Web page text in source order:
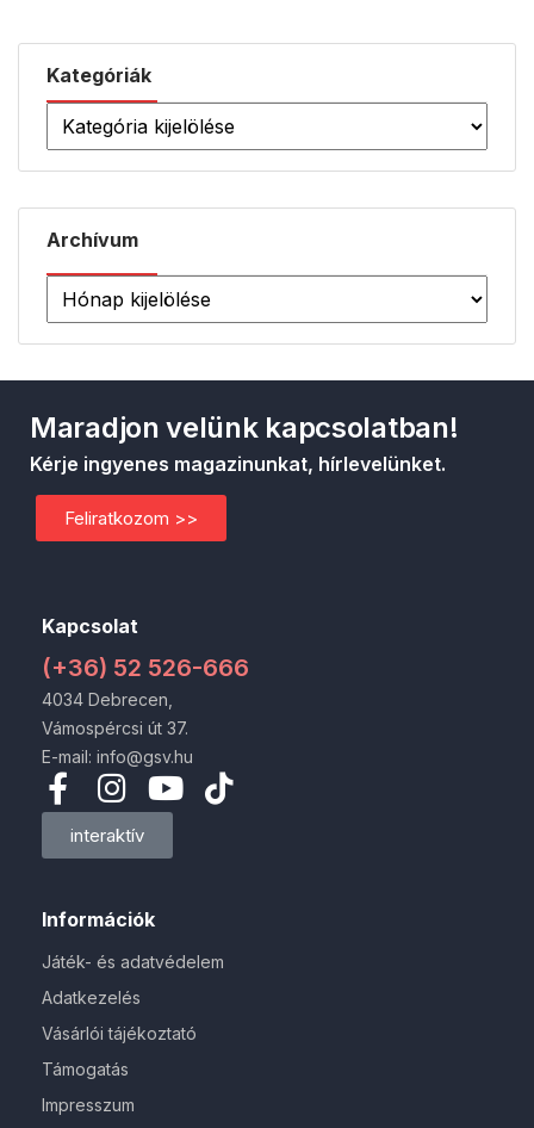
Kategóriák
Archívum
Információk
Játék- és adatvédelem
Adatkezelés
Vásárlói tájékoztató
Támogatás
Impresszum
Kapcsolat
(+36) 52 526-666
4034 Debrecen,
Vámospércsi út 37.
E-mail: info@gsv.hu
interaktív
Maradjon velünk kapcsolatban!
Kérje ingyenes magazinunkat, hírlevelünket.
Feliratkozom >>